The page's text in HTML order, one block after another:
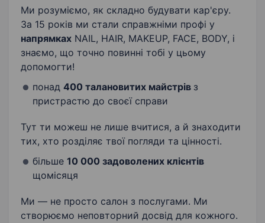
Ми розуміємо, як складно будувати кар'єру.
За 15 років ми стали справжніми профі у
напрямках NAIL, HAIR, MAKEUP, FACE, BODY, і
знаємо, що точно повинні тобі у цьому
допомогти!
понад 400 талановитих майстрів з
пристрастю до своєї справи
Тут ти можеш не лише вчитися, а й знаходити
тих, хто розділяє твої погляди та цінності.
більше 10 000 задоволених клієнтів
щомісяця
Ми — не просто салон з послугами. Ми
створюємо неповторний досвід для кожного.